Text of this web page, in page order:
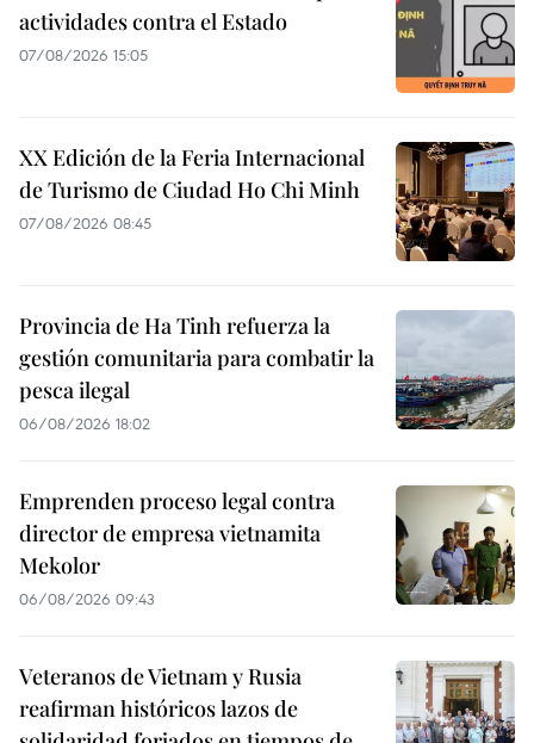
actividades contra el Estado
07/08/2026 15:05
XX Edición de la Feria Internacional
de Turismo de Ciudad Ho Chi Minh
07/08/2026 08:45
Provincia de Ha Tinh refuerza la
gestión comunitaria para combatir la
pesca ilegal
06/08/2026 18:02
Emprenden proceso legal contra
director de empresa vietnamita
Mekolor
06/08/2026 09:43
Veteranos de Vietnam y Rusia
reafirman históricos lazos de